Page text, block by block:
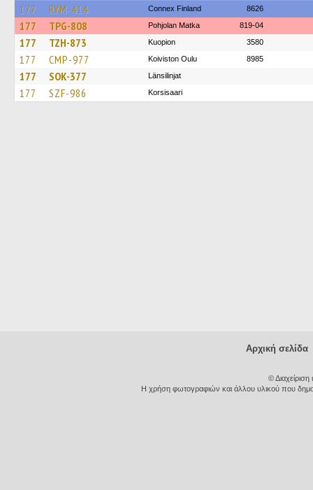
177 RYM-414 Connex Finland 8626
177 TPG-808 Pohjolan Matka 819-04
177 TZH-873 Kuopion 3580
177 CMP-977 Koiviston Oulu 8985
177 SOK-377 Länsilinjat
177 SZF-986 Korsisaari
Αρχική σελίδα
©
Η χρήση φωτογραφιών και άλλου υλικού που